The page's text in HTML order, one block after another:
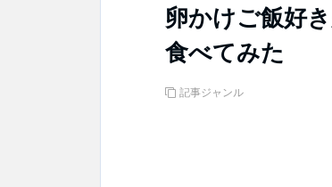
卵かけご飯好
食べてみた
記事ジャンル